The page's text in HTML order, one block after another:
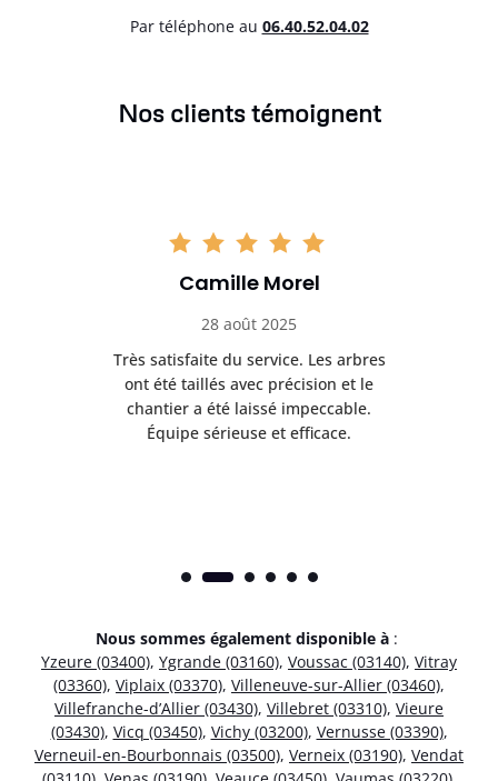
Par téléphone au 06.40.52.04.02
Nos clients témoignent
Camille Morel
28 août 2025
Très satisfaite du service. Les arbres
ont été taillés avec précision et le
chantier a été laissé impeccable.
Équipe sérieuse et efficace.
Nous sommes également disponible à :
Yzeure (03400), Ygrande (03160), Voussac (03140), Vitray
(03360), Viplaix (03370), Villeneuve-sur-Allier (03460),
Villefranche-d’Allier (03430), Villebret (03310), Vieure
(03430), Vicq (03450), Vichy (03200), Vernusse (03390),
Verneuil-en-Bourbonnais (03500), Verneix (03190), Vendat